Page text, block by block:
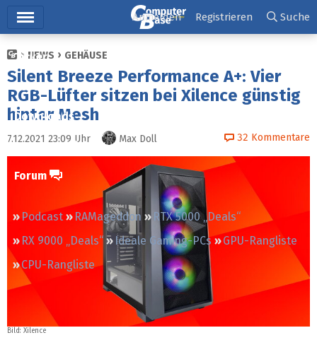
Ticker
Tests
Downloads
Preisvergleich
Forum
Podcast RAMageddon
RTX 5000 „Deals“
RX 9000 „Deals“
Ideale Gaming-PCs
GPU-Rangliste
CPU-Rangliste
Anmelden Registrieren Suche
NEWS GEHÄUSE
Silent Breeze Performance A+: Vier
RGB-Lüfter sitzen bei Xilence günstig
hinter Mesh
7.12.2021 23:09 Uhr Max Doll 32 Kommentare
Bild: Xilence